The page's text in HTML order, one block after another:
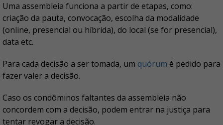
Uma assembleia funciona a partir de etapas, como:
criação da pauta, convocação, escolha da modalidade
(online, presencial ou híbrida), do local (se for presencial),
data etc.
Para cada decisão a ser tomada, um quórum é pedido para
fazer valer a decisão.
Caso os condôminos faltantes da assembleia não
concordem com a decisão, podem entrar na justiça para
tentar revogar a decisão.